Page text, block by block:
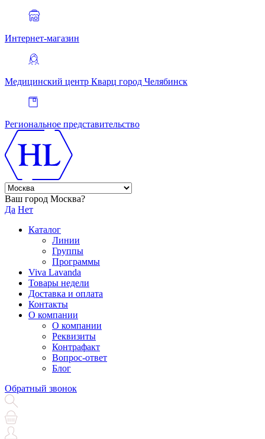
Интернет-магазин
Медицинский центр Кварц город Челябинск
Региональное представительство
Ваш город Москва?
Да Нет
Каталог
Линии
Группы
Программы
Viva Lavanda
Товары недели
Доставка и оплата
Контакты
О компании
О компании
Реквизиты
Контрафакт
Вопрос-ответ
Блог
Обратный звонок